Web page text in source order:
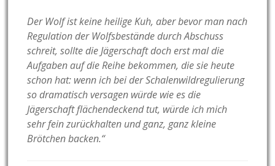
Der Wolf ist keine heilige Kuh, aber bevor man nach
Regulation der Wolfsbestände durch Abschuss
schreit, sollte die Jägerschaft doch erst mal die
Aufgaben auf die Reihe bekommen, die sie heute
schon hat: wenn ich bei der Schalenwildregulierung
so dramatisch versagen würde wie es die
Jägerschaft flächendeckend tut, würde ich mich
sehr fein zurückhalten und ganz, ganz kleine
Brötchen backen.“